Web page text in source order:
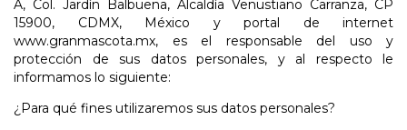
A, Col. Jardín Balbuena, Alcaldía Venustiano Carranza, CP
15900, CDMX, México y portal de internet
www.granmascota.mx, es el responsable del uso y
protección de sus datos personales, y al respecto le
informamos lo siguiente:
¿Para qué fines utilizaremos sus datos personales?